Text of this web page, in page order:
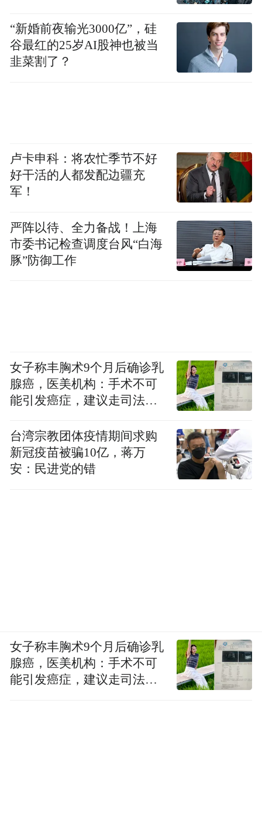
“新婚前夜输光3000亿”，硅
谷最红的25岁AI股神也被当
韭菜割了？
卢卡申科：将农忙季节不好
好干活的人都发配边疆充
军！
严阵以待、全力备战！上海
市委书记检查调度台风“白海
豚”防御工作
女子称丰胸术9个月后确诊乳
腺癌，医美机构：手术不可
能引发癌症，建议走司法途
台湾宗教团体疫情期间求购
新冠疫苗被骗10亿，蒋万
安：民进党的错
女子称丰胸术9个月后确诊乳
腺癌，医美机构：手术不可
能引发癌症，建议走司法途